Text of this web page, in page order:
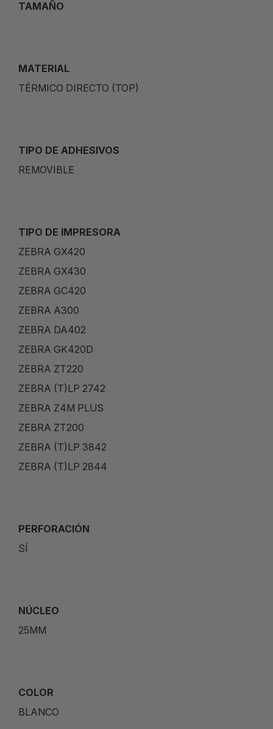
TAMAÑO
MATERIAL
TÉRMICO DIRECTO (TOP)
TIPO DE ADHESIVOS
REMOVIBLE
TIPO DE IMPRESORA
ZEBRA GX420
ZEBRA GX430
ZEBRA GC420
ZEBRA A300
ZEBRA DA402
ZEBRA GK420D
ZEBRA ZT220
ZEBRA (T)LP 2742
ZEBRA Z4M PLUS
ZEBRA ZT200
ZEBRA (T)LP 3842
ZEBRA (T)LP 2844
PERFORACIÓN
SÍ
NÚCLEO
25MM
COLOR
BLANCO